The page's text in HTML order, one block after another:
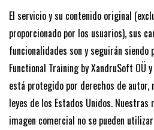
El servicio y su contenido original
proporcionado por los usuarios), sus
funcionalidades son y seguirán siendo
Functional Training by XandruSoft OÜ
está protegido por derechos de
leyes de los Estados Unidos.
imagen comercial no se pueden